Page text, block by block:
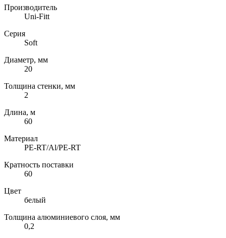
Производитель
Uni-Fitt
Серия
Soft
Диаметр, мм
20
Толщина стенки, мм
2
Длина, м
60
Материал
PE-RT/Al/PE-RT
Кратность поставки
60
Цвет
белый
Толщина алюминиевого слоя, мм
0,2